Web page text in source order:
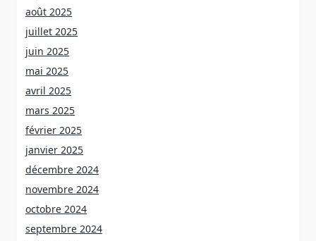
août 2025
juillet 2025
juin 2025
mai 2025
avril 2025
mars 2025
février 2025
janvier 2025
décembre 2024
novembre 2024
octobre 2024
septembre 2024